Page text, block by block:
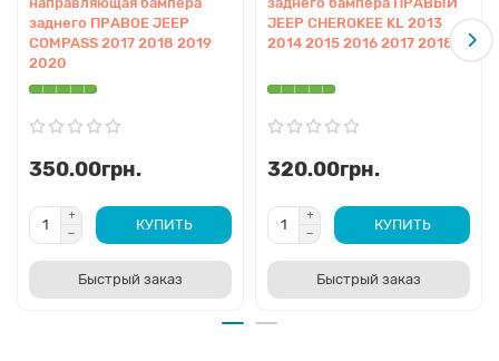
заднего ПРАВОЕ JEEP
COMPASS 2017 2018 2019
2020
350.00грн.
КУПИТЬ
Быстрый заказ
JEEP CHEROKEE KL 2013
2014 2015 2016 2017 2018
320.00грн.
КУПИТЬ
Быстрый заказ